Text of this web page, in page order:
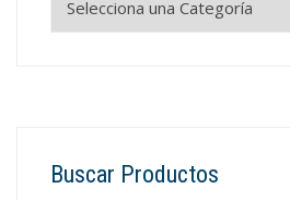
Buscar Productos